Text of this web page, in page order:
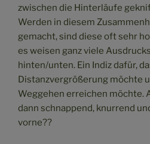
zwischen die Hinterläufe
Werden in diesem
gemacht, sind diese oft sehr
es weisen ganz viele
hinten/unten. Ein Indiz dafür,
Distanzvergrößerung möchte
Weggehen erreichen möchte.
dann schnappend, knurrend
vorne??